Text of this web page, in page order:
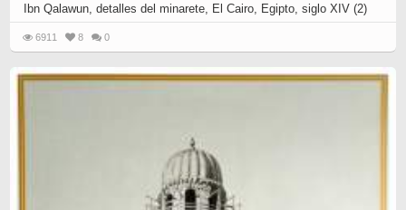
Ibn Qalawun, detalles del minarete, El Cairo, Egipto, siglo XIV (2)
6911 8 0